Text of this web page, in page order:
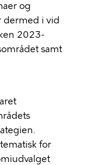
og
i vid
2023-
samt
for